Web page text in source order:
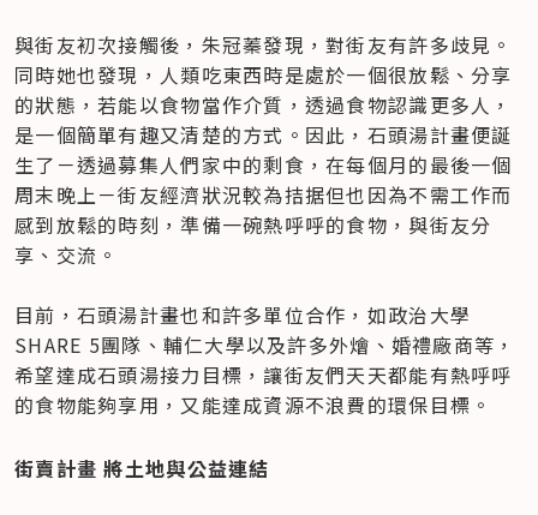
與街友初次接觸後，朱冠蓁發現，對街友有許多歧見。
同時她也發現，人類吃東西時是處於一個很放鬆、分享
的狀態，若能以食物當作介質，透過食物認識更多人，
是一個簡單有趣又清楚的方式。因此，石頭湯計畫便誕
生了－透過募集人們家中的剩食，在每個月的最後一個
周末晚上－街友經濟狀況較為拮据但也因為不需工作而
感到放鬆的時刻，準備一碗熱呼呼的食物，與街友分
享、交流。
目前，石頭湯計畫也和許多單位合作，如政治大學
SHARE 5團隊、輔仁大學以及許多外燴、婚禮廠商等，
希望達成石頭湯接力目標，讓街友們天天都能有熱呼呼
的食物能夠享用，又能達成資源不浪費的環保目標。
街賣計畫 將土地與公益連結